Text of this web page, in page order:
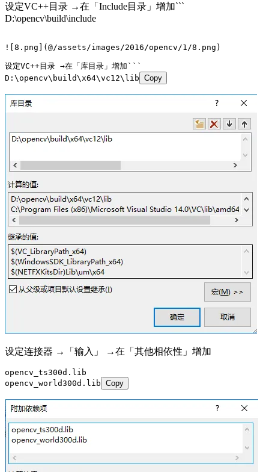
设定VC++目录 →在「Include目录」增加```
D:\opencv\build\include
![8.png](@/assets/images/2016/opencv/1/8.png)
设定VC++目录 →在「库目录」增加```
D:\opencv\build\x64\vc12\lib Copy
设定连接器 →「输入」 →在「其他相依性」增加
opencv_ts300d.lib
opencv_world300d.lib Copy